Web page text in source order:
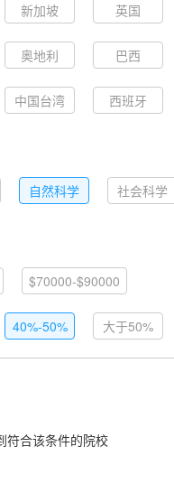
新加坡 英国
奥地利 巴西
中国台湾 西班牙
自然科学 社会科学
$70000-$90000
40%-50% 大于50%
符合该条件的院校